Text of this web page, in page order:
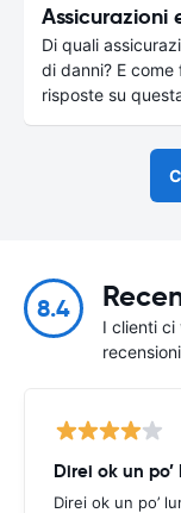
Assicurazioni
Di quali
di danni? E
risposte su
8.4
I clienti ci
recensioni
Direi ok un
Direi ok un po’